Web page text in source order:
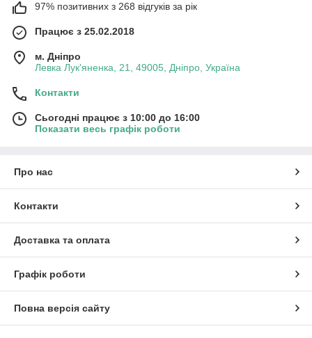
97% позитивних з 268 відгуків за рік
Працює з 25.02.2018
м. Дніпро
Левка Лук'яненка, 21, 49005, Дніпро, Україна
Контакти
Сьогодні працює з 10:00 до 16:00
Показати весь графік роботи
Про нас
Контакти
Доставка та оплата
Графік роботи
Повна версія сайту